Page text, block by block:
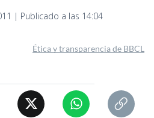
| Publicado a las 14:04
Ética y transparencia de BBCL